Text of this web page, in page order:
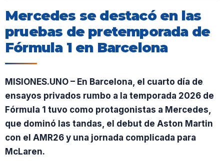
Mercedes se destacó en las
pruebas de pretemporada de
Fórmula 1 en Barcelona
MISIONES.UNO – En Barcelona, el cuarto día de
ensayos privados rumbo a la temporada 2026 de
Fórmula 1 tuvo como protagonistas a Mercedes,
que dominó las tandas, el debut de Aston Martin
con el AMR26 y una jornada complicada para
McLaren.